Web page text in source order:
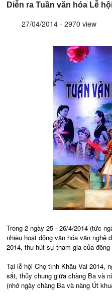
Diễn ra Tuần văn hóa Lễ
27/04/2014 - 2970 view
Trong 2 ngày 25 - 26/4/2014 (tức
nhiều hoạt động văn hóa văn nghệ
2014, thu hút sự tham gia của
Tại lễ hội Chợ tình Khâu Vai 2014,
sắt, thủy chung giữa chàng Ba và
(nhớ ngày chàng Ba và nàng Út